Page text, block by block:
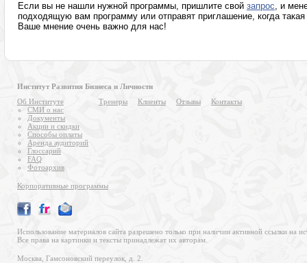
Если вы не нашли нужной программы, пришлите свой запрос, и
подходящую вам программу или отправят приглашение, когда
Ваше мнение очень важно для нас!
Институт Развития Бизнеса и Личности
Об Институте
СМИ о нас
Документы
Акции и скидки
Способы оплаты
Аренда аудиторий
Глоссарий
FAQ
Фотоархив
Тренеры Клиенты Отзывы Контакты
Корпоративные программы
Использование материалов сайта разрешено только при наличии активной ссылки на
Все права на картинки и тексты принадлежат их авторам.
Москва, Гамсоновский переулок, д. 2.